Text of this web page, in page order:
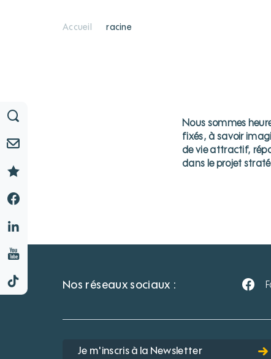
Accueil racine
Nous sommes
fixés, à savoir
de vie attractif,
dans le projet
Nos réseaux sociaux :
Je m'inscris à la Newsletter